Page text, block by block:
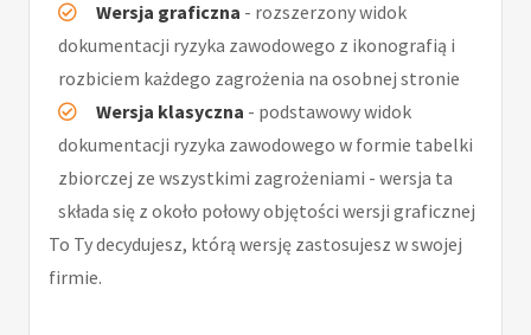
Wersja graficzna - rozszerzony widok
dokumentacji ryzyka zawodowego z ikonografią i
rozbiciem każdego zagrożenia na osobnej stronie
Wersja klasyczna - podstawowy widok
dokumentacji ryzyka zawodowego w formie tabelki
zbiorczej ze wszystkimi zagrożeniami - wersja ta
składa się z około połowy objętości wersji graficznej
To Ty decydujesz, którą wersję zastosujesz w swojej
firmie.